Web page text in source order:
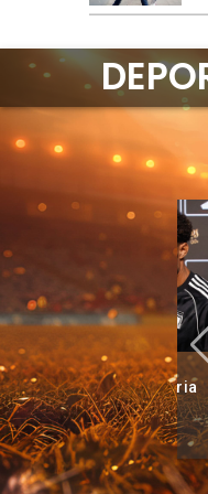
baja la euforia
de Vozinha